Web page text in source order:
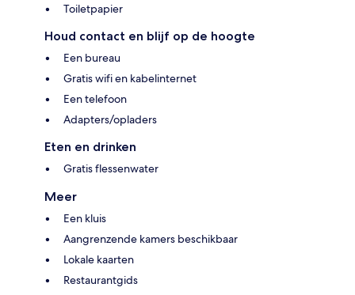
Toiletpapier
Houd contact en blijf op de hoogte
Een bureau
Gratis wifi en kabelinternet
Een telefoon
Adapters/opladers
Eten en drinken
Gratis flessenwater
Meer
Een kluis
Aangrenzende kamers beschikbaar
Lokale kaarten
Restaurantgids